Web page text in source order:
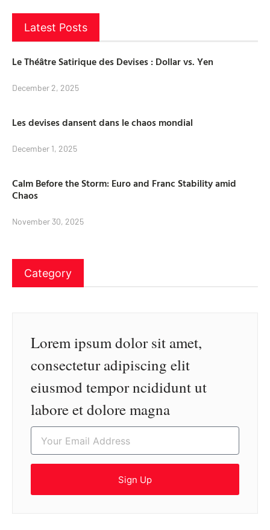
Latest Posts
Le Théâtre Satirique des Devises : Dollar vs. Yen
December 2, 2025
Les devises dansent dans le chaos mondial
December 1, 2025
Calm Before the Storm: Euro and Franc Stability amid
Chaos
November 30, 2025
Category
Lorem ipsum dolor sit amet,
consectetur adipiscing elit
eiusmod tempor ncididunt ut
labore et dolore magna
Sign Up